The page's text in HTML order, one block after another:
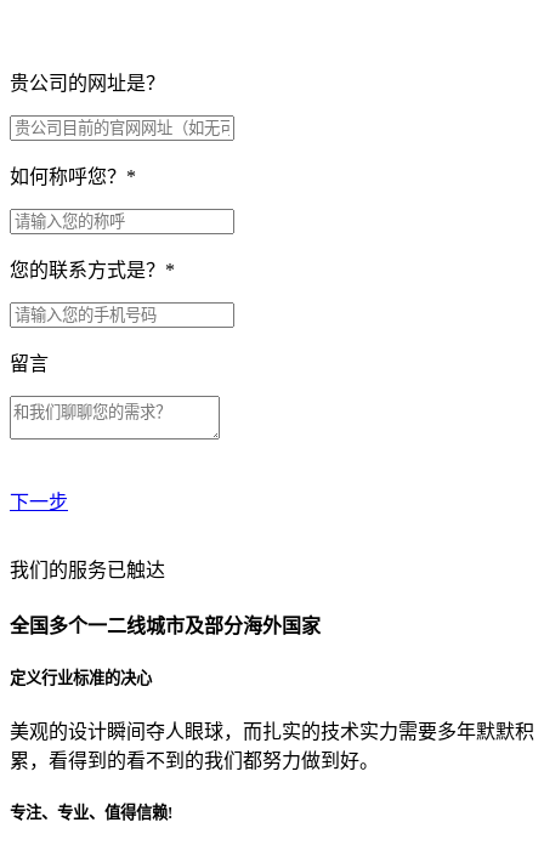
贵公司的网址是？
如何称呼您？ *
您的联系方式是？ *
留言
下一步
贵公司预算范围是？
贵公司的团队规模是？
目前主要的营销渠道是？
我们的服务已触达
全国多个一二线城市及部分海外国家
定义行业标准的决心
美观的设计瞬间夺人眼球，而扎实的技术实力需要多年默默积
累，看得到的看不到的我们都努力做到好。
专注、专业、值得信赖!